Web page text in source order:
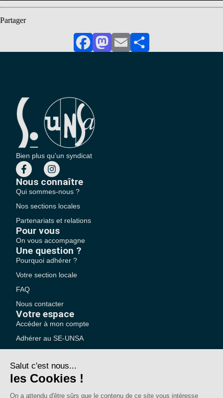
Partager
FacebookMastodon
EmailPartager
Bien plus qu'un syndicat
Nous connaître
Qui sommes-nous ?
Nos sections locales
Partenariats et relations
Pour vous
On vous accompagne
Une question ?
Pourquoi adhérer ?
Votre section locale
FAQ
Nous contacter
Votre espace
Accéder à mon compte
Adhérer au SE-UNSA